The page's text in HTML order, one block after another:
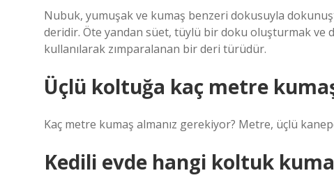
Nubuk, yumuşak ve kumaş benzeri dokusuyla
deridir. Öte yandan süet, tüylü bir doku oluşturmak ve
kullanılarak zımparalanan bir deri türüdür.
Üçlü koltuğa kaç metre
Kaç metre kumaş almanız gerekiyor? Metre, üçlü
Kedili evde hangi koltuk